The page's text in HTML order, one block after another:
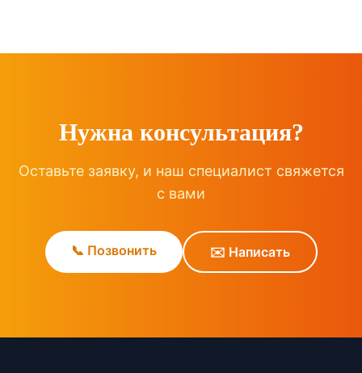
Нужна консультация?
Оставьте заявку, и наш специалист свяжется
с вами
📞 Позвонить ✉️ Написать